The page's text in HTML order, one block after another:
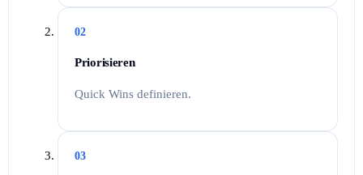
02
Priorisieren
Quick Wins definieren.
03